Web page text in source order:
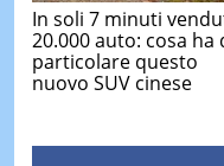
In soli 7 minuti
20.000 auto: cosa ha
particolare questo
nuovo SUV cinese